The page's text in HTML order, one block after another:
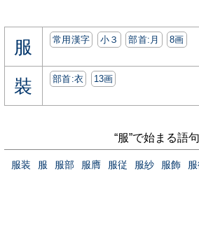
服 常用漢字 小３ 部首:⽉ 8画
裝 部首:⾐ 13画
“服”で始まる語句
服装 服 服部 服膺 服従 服紗 服飾